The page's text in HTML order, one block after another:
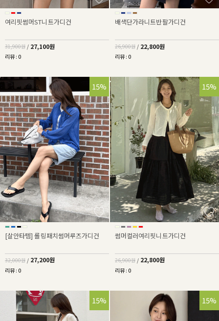
여리핏썸머ST니트가디건
31,900원 / 27,100원
리뷰 : 0
배색단가라니트반팔가디건
26,900원 / 22,800원
리뷰 : 0
15%
[살안타템] 롤링패치썸머루즈가디건
32,000원 / 27,200원
리뷰 : 0
15%
썸머컬러여리핏니트가디건
26,900원 / 22,800원
리뷰 : 0
15% 15%